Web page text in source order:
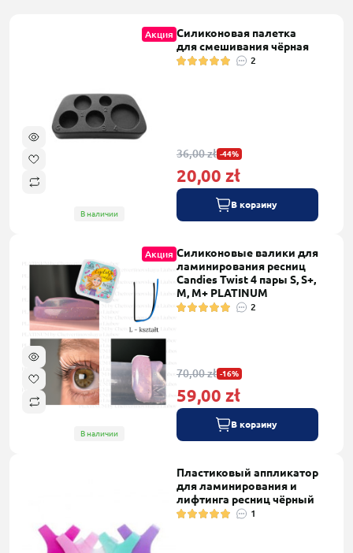
Акция
В наличии
Силиконовая палетка
для смешивания чёрная
2
36,00 zł -44%
20,00 zł
В корзину
Акция
В наличии
Силиконовые валики для
ламинирования ресниц
Candies Twist 4 пары S, S+,
M, M+ PLATINUM
2
70,00 zł -16%
59,00 zł
В корзину
Пластиковый аппликатор
для ламинирования и
лифтинга ресниц чёрный
1